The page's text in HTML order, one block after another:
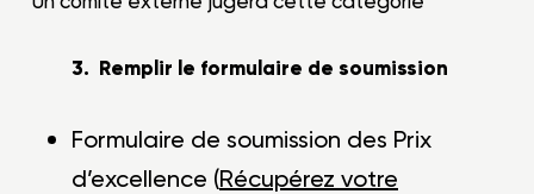
3. Remplir le formulaire de soumission
Formulaire de soumission des Prix
d’excellence (Récupérez votre